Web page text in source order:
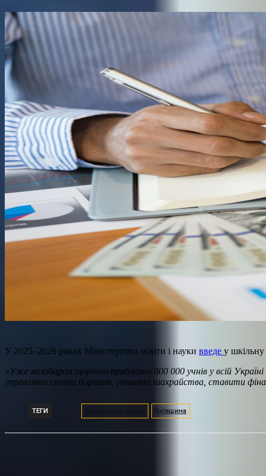
Поділитися
У 2025–2026 роках Міністерство освіти і науки введе у шкільну
«Уже незабаром щорічно приблизно 800 000 учнів у всій
управляти своїми боргами, уникати шахрайства, ставити
ТЕГИ Київщина